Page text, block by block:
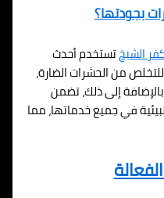
بجودتها؟
الشيختستخدم أحدث
للتخلص من الحشرات الضارة،
إلى ذلك، تضمن
في جميع خدماتها، مما